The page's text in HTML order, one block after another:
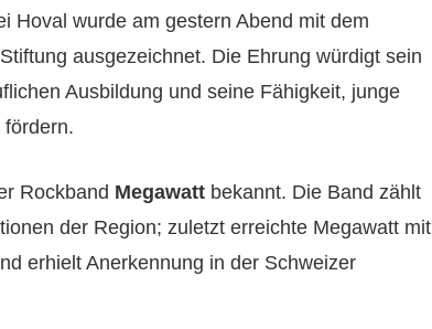
Hoval wurde am gestern Abend mit dem
ausgezeichnet. Die Ehrung würdigt sein
Ausbildung und seine Fähigkeit, junge
Rockband Megawatt bekannt. Die Band zählt
der Region; zuletzt erreichte Megawatt mit
erhielt Anerkennung in der Schweizer